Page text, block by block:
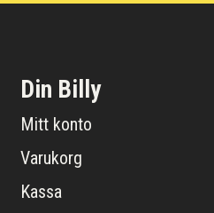
Din Billy
Mitt konto
Varukorg
Kassa